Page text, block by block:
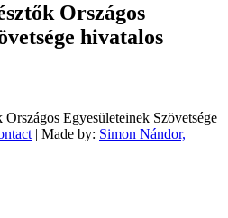
Országos
hivatalos
Egyesületeinek Szövetsége
| Made by: Simon Nándor,